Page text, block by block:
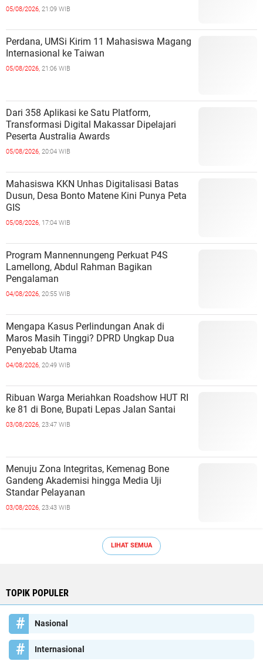
05/08/2026, 21:09 WIB
Perdana, UMSi Kirim 11 Mahasiswa Magang
Internasional ke Taiwan
05/08/2026, 21:06 WIB
Dari 358 Aplikasi ke Satu Platform,
Transformasi Digital Makassar Dipelajari
Peserta Australia Awards
05/08/2026, 20:04 WIB
Mahasiswa KKN Unhas Digitalisasi Batas
Dusun, Desa Bonto Matene Kini Punya Peta
GIS
05/08/2026, 17:04 WIB
Program Mannennungeng Perkuat P4S
Lamellong, Abdul Rahman Bagikan
Pengalaman
04/08/2026, 20:55 WIB
Mengapa Kasus Perlindungan Anak di
Maros Masih Tinggi? DPRD Ungkap Dua
Penyebab Utama
04/08/2026, 20:49 WIB
Ribuan Warga Meriahkan Roadshow HUT RI
ke 81 di Bone, Bupati Lepas Jalan Santai
03/08/2026, 23:47 WIB
Menuju Zona Integritas, Kemenag Bone
Gandeng Akademisi hingga Media Uji
Standar Pelayanan
03/08/2026, 23:43 WIB
LIHAT SEMUA
TOPIK POPULER
Nasional
Internasional